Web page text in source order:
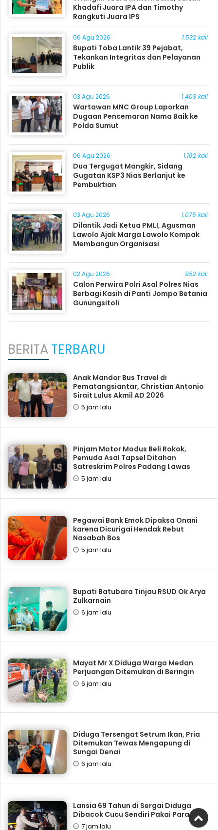
Khadafi Juara IPA dan Timothy
Rangkuti Juara IPS
06 Agu 2026 1.532 kali
Bupati Toba Lantik 39 Pejabat,
Tekankan Integritas dan Pelayanan
Publik
03 Agu 2026 1.403 kali
Wartawan MNC Group Laporkan
Dugaan Pencemaran Nama Baik ke
Polda Sumut
06 Agu 2026 1.182 kali
Dua Tergugat Mangkir, Sidang
Gugatan KSP3 Nias Berlanjut ke
Pembuktian
03 Agu 2026 1.075 kali
Dilantik Jadi Ketua PMLI, Agusman
Lawolo Ajak Marga Lawolo Kompak
Membangun Organisasi
02 Agu 2026 952 kali
Calon Perwira Polri Asal Polres Nias
Berbagi Kasih di Panti Jompo Betania
Gunungsitoli
BERITATERBARU
Anak Mandor Bus Travel di
Pematangsiantar, Christian Antonio
Sirait Lulus Akmil AD 2026
5 jam lalu
Pinjam Motor Modus Beli Rokok,
Pemuda Asal Tapsel Ditahan
Satreskrim Polres Padang Lawas
5 jam lalu
Pegawai Bank Emok Dipaksa Onani
karena Dicurigai Hendak Rebut
Nasabah Bos
5 jam lalu
Bupati Batubara Tinjau RSUD Ok Arya
Zulkarnain
6 jam lalu
Mayat Mr X Diduga Warga Medan
Perjuangan Ditemukan di Beringin
6 jam lalu
Diduga Tersengat Setrum Ikan, Pria
Ditemukan Tewas Mengapung di
Sungai Denai
6 jam lalu
Lansia 69 Tahun di Sergai Diduga
Dibacok Cucu Sendiri Pakai Parang
7 jam lalu